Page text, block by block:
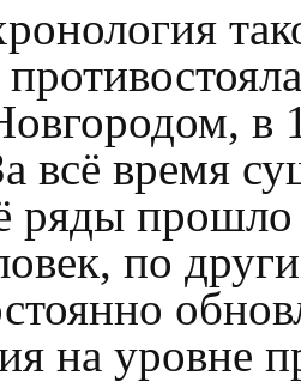
в
всё время
ряды
по
на уровне